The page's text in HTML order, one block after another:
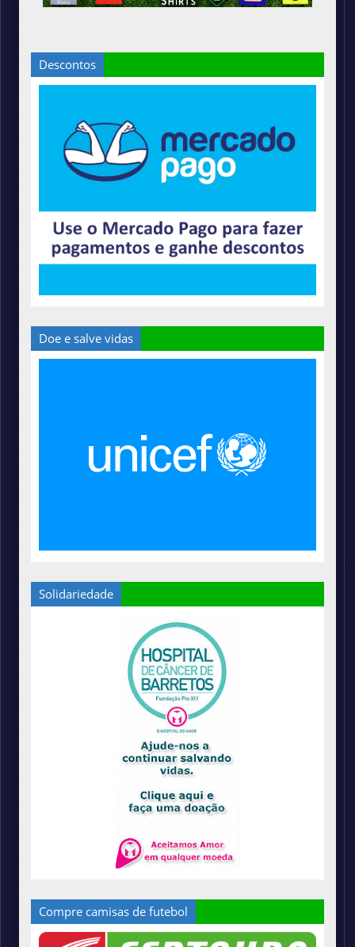
Descontos
Doe e salve vidas
Solidariedade
Compre camisas de futebol